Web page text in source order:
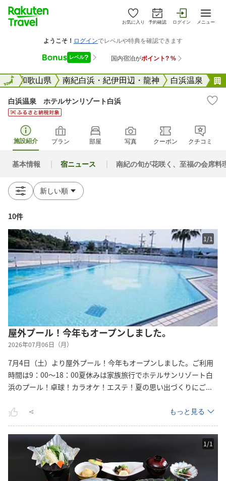
お気に入り 予約確認 ログイン メニュー
全国和歌山県 南紀白浜・紀伊田辺・龍神 白浜温泉
全国
白浜温泉 ホテルサンリゾート白浜
施設紹介 プラン 部屋 写真 クーポン クチコミ
基本情報 宿ニュース 南紀の旬が花咲く、至福の会席料
10件
1 /1
屋外プール！今年もオープンしました。
2026年07月06日（月）
7月4日（土）より屋外プール！今年もオープンしました。ご利用
時間は9：00～18：00夏休みは家族旅行でホテルサンリゾート白
浜のプール！卓球！カラオケ！エステ！夏の思い出づくりにご...
もっと見る
1/1